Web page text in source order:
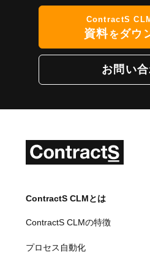
ContractS
資料をダウ
お問い
ContractS CLMとは
ContractS CLMの特徴
プロセス自動化